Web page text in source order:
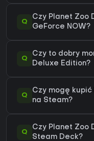
Q
Czy Planet Zoo
GeForce NOW?
Q
Czy to dobry
Deluxe Edition?
Q
Czy mogę
na Steam?
Q
Czy Planet Zoo
Steam Deck?